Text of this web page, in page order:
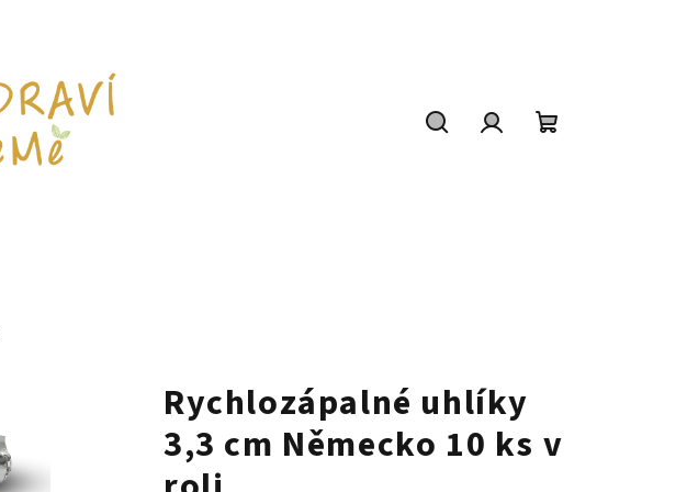
Rychlozápalné uhlíky
3,3 cm Německo 10 ks v